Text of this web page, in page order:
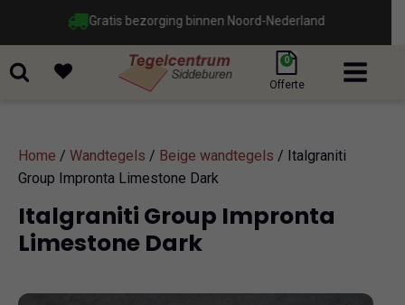
Gratis bezorging binnen Noord-Nederland
0
Offerte
Home / Wandtegels / Beige wandtegels / Italgraniti
Group Impronta Limestone Dark
Italgraniti Group Impronta
Limestone Dark